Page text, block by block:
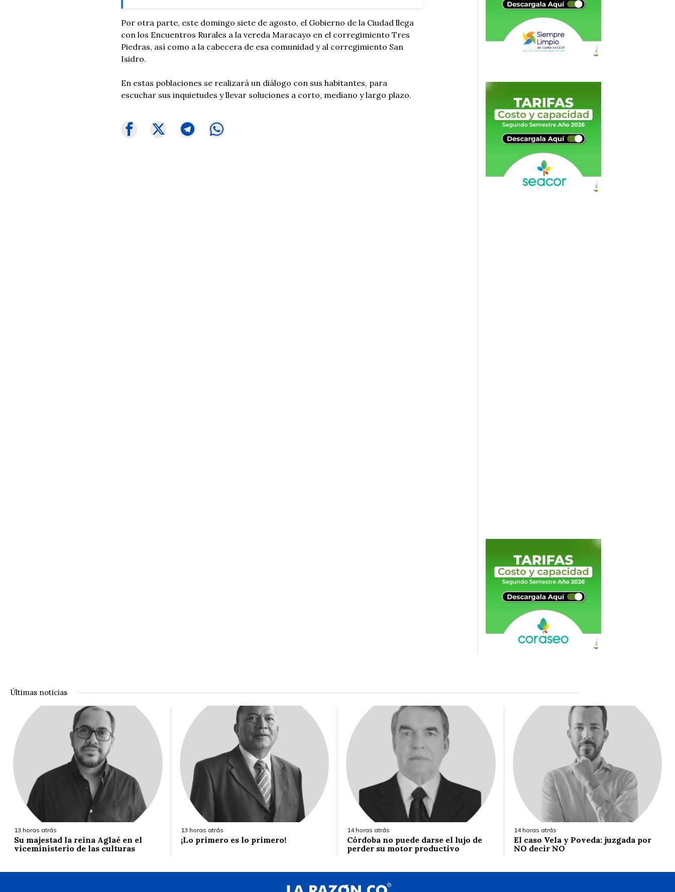
Por otra parte, este domingo siete de agosto, el Gobierno de la Ciudad llega
con los Encuentros Rurales a la vereda Maracayo en el corregimiento Tres
Piedras, así como a la cabecera de esa comunidad y al corregimiento San
Isidro.
En estas poblaciones se realizará un diálogo con sus habitantes, para
escuchar sus inquietudes y llevar soluciones a corto, mediano y largo plazo.
Últimas noticias
13 horas atrás
Su majestad la reina Aglaé en el
viceministerio de las culturas
13 horas atrás
¡Lo primero es lo primero!
14 horas atrás
Córdoba no puede darse el lujo de
perder su motor productivo
14 horas atrás
El caso Vela y Poveda: juzgada por
NO decir NO